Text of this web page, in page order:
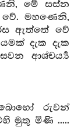
මේ සස්න
මහණෙනි,
ඇත්තේ වේ
දැක දැක
ආශ්චර්‍ය්‍ය
රුවන්
මුතු මිණි .....